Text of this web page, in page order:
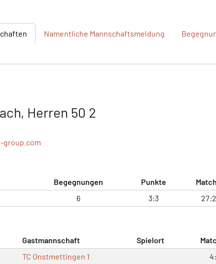
Namentliche Mannschaftsmeldung
Herren 50 2
group.com
Begegnungen Punkte
6 3:3
Gastmannschaft Spielort
TC Onstmettingen 1